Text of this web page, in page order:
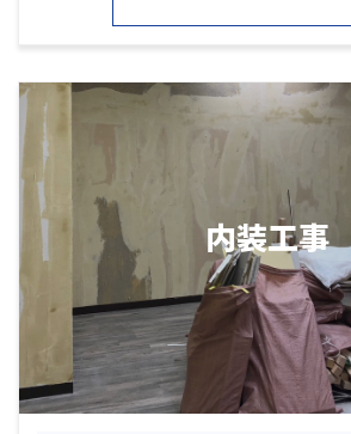
内装工事